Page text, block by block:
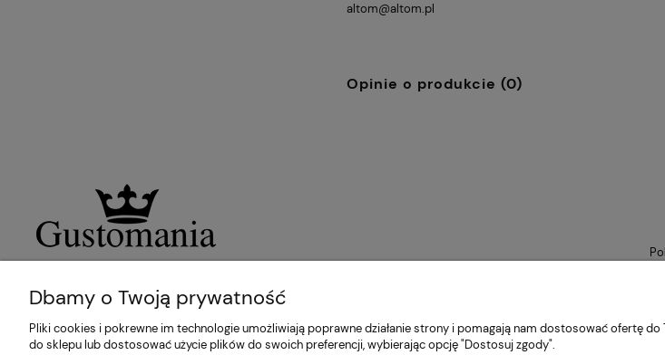
altom@altom.pl
Opinie o produkcie (0)
Dbamy o Twoją prywatność
Pliki cookies i pokrewne im technologie umożliwiają poprawne działanie strony i pomagają nam dostosować ofertę
do sklepu lub dostosować użycie plików do swoich preferencji, wybierając opcję "Dostosuj zgody".